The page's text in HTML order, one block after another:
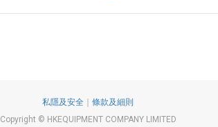
私隱及安全
條款及細則
Copyright © HKEQUIPMENT COMPANY LIMITED